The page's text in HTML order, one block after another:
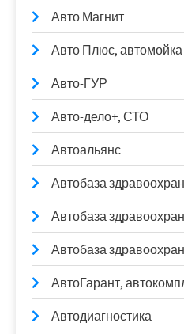
Авто Магнит
Авто Плюс, автомойка
Авто-ГУР
Авто-дело+, СТО
Автоальянс
Автобаза
Автобаза
Автобаза
АвтоГарант,
Автодиагностика